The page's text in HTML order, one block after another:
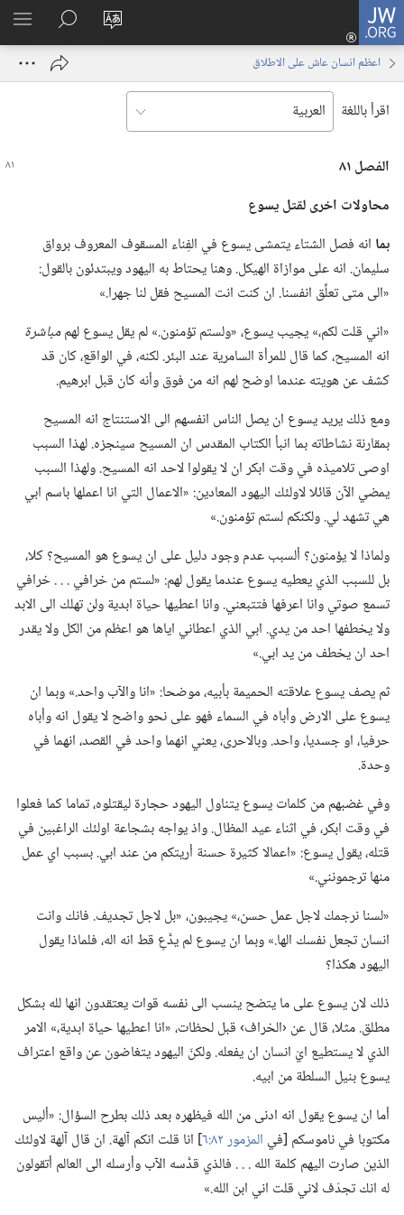
JW.ORG
تغيير
الموقع
تسجيل
الدخول
نافذة
البحث
في
JW.‎ORG
اعظم انسان عاش على الاطلاق
اقرأ باللغة
الفصل ٨١
محاولات اخرى لقتل يسوع
بما انه فصل الشتاء يتمشى يسوع في الفِناء المسقوف المعروف برواق
سليمان.‏ انه على موازاة الهيكل.‏ وهنا يحتاط به اليهود ويبتدئون بالقول:‏
«الى متى تعلِّق انفسنا.‏ ان كنت انت المسيح فقل لنا جهرا.‏»‏
‏«اني قلت لكم،‏» يجيب يسوع،‏ «ولستم تؤمنون.‏» لم يقل يسوع لهممباشرة
انه المسيح،‏ كما قال للمرأة السامرية عند البئر.‏ لكنه،‏ في الواقع،‏ كان قد
كشف عن هويته عندما اوضح لهم انه من فوق وأنه كان قبل ابرهيم.‏
ومع ذلك يريد يسوع ان يصل الناس انفسهم الى الاستنتاج انه المسيح
بمقارنة نشاطاته بما انبأ الكتاب المقدس ان المسيح سينجزه.‏ لهذا السبب
اوصى تلاميذه في وقت ابكر ان لا يقولوا لاحد انه المسيح.‏ ولهذا السبب
يمضي الآن قائلا لاولئك اليهود المعادين:‏ «الاعمال التي انا اعملها باسم ابي
هي تشهد لي.‏ ولكنكم لستم تؤمنون.‏»‏
ولماذا لا يؤمنون؟‏ ألسبب عدم وجود دليل على ان يسوع هو المسيح؟‏ كلا،‏
بل للسبب الذي يعطيه يسوع عندما يقول لهم:‏ «لستم من خرافي .‏ .‏ .‏ خرافي
تسمع صوتي وانا اعرفها فتتبعني.‏ وانا اعطيها حياة ابدية ولن تهلك الى الابد
ولا يخطفها احد من يدي.‏ ابي الذي اعطاني اياها هو اعظم من الكل ولا يقدر
احد ان يخطف من يد ابي.‏»‏
ثم يصف يسوع علاقته الحميمة بأبيه،‏ موضحا:‏ «انا والآب واحد.‏» وبما ان
يسوع على الارض وأباه في السماء فهو على نحو واضح لا يقول انه وأباه
حرفيا،‏ او جسديا،‏ واحد.‏ وبالاحرى،‏ يعني انهما واحد في القصد،‏ انهما في
وحدة.‏
وفي غضبهم من كلمات يسوع يتناول اليهود حجارة ليقتلوه،‏ تماما كما فعلوا
في وقت ابكر،‏ في اثناء عيد المظال.‏ واذ يواجه بشجاعة اولئك الراغبين في
قتله،‏ يقول يسوع:‏ «اعمالا كثيرة حسنة أريتكم من عند ابي.‏ بسبب اي عمل
منها ترجمونني.‏»‏
‏«لسنا نرجمك لاجل عمل حسن،‏» يجيبون،‏ «بل لاجل تجديف.‏ فانك وانت
انسان تجعل نفسك الها.‏» وبما ان يسوع لم يدَّعِ قط انه اله،‏ فلماذا يقول
اليهود هكذا؟‏
ذلك لان يسوع على ما يتضح ينسب الى نفسه قوات يعتقدون انها لله بشكل
مطلق.‏ مثلا،‏ قال عن ‹الخراف› قبل لحظات،‏ «انا اعطيها حياة ابدية،‏» الامر
الذي لا يستطيع ايّ انسان ان يفعله.‏ ولكنّ اليهود يتغاضون عن واقع اعتراف
يسوع بنيل السلطة من ابيه.‏
أما ان يسوع يقول انه ادنى من الله فيظهره بعد ذلك بطرح السؤال:‏ «أليس
مكتوبا في ناموسكم [في المزمور ٨٢:‏٦
‏] انا قلت انكم آلهة.‏ ان قال آلهة لاولئك
الذين صارت اليهم كلمة الله .‏ .‏ .‏ فالذي قدَّسه الآب وأرسله الى العالم أتقولون
له انك تجدّف لاني قلت اني ابن الله.‏»‏